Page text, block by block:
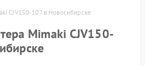
CJV150-107 в Новосибирске
Mimaki CJV150-